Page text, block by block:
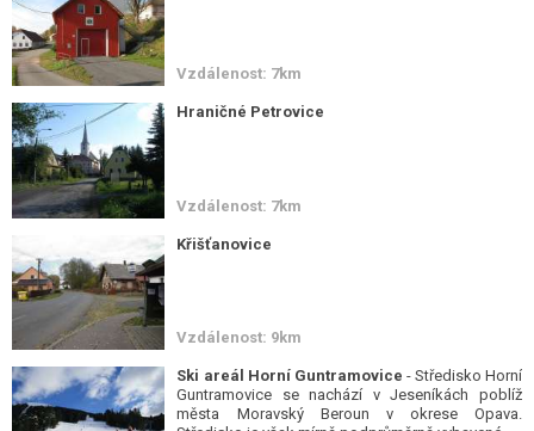
Vzdálenost: 7km
Hraničné Petrovice
Vzdálenost: 7km
Křišťanovice
Vzdálenost: 9km
Ski areál Horní Guntramovice - Středisko Horní
Guntramovice se nachází v Jeseníkách poblíž
města Moravský Beroun v okrese Opava.